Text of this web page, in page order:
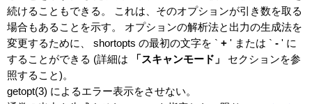
続けることもできる。 これは、そのオプションが引き数を取る
場合もあることを示す。 オプションの解析法と出力の生成法を
変更するために、 shortopts の最初の文字を ` + ' または ` - ' に
することができる (詳細は
「スキャンモード」
セクションを参
照すること)。
getopt(3) によるエラー表示をさせない。